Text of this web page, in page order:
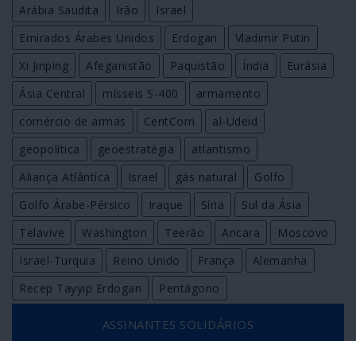
Arábia Saudita
Irão
Israel
Emirados Árabes Unidos
Erdogan
Vladimir Putin
Xi Jinping
Afeganistão Paquistão Índia
Eurásia
Ásia Central
mísseis S-400
armamento
comércio de armas
CentCom
al-Udeid
geopolítica
geoestratégia
atlantismo
Aliança Atlântica
Israel gás natural
Golfo
Golfo Árabe-Pérsico
Iraque Síria
Sul da Ásia
Telavive
Washington Teerão Ancara
Moscovo
Israel-Turquia
Reino Unido França
Alemanha
Recep Tayyip Erdogan
Pentágono
ASSINANTES SOLIDÁRIOS